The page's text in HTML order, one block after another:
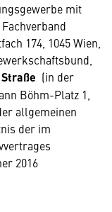
mit
174, 1045 Wien,
(in der
Böhm-Platz 1,
allgemeinen
der im
2016